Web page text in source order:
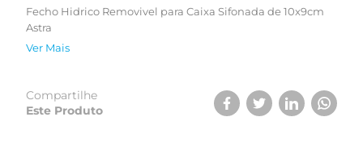
Fecho Hidrico Removivel para Caixa Sifonada de 10x9cm
Astra
Ver Mais
Compartilhe
Este Produto